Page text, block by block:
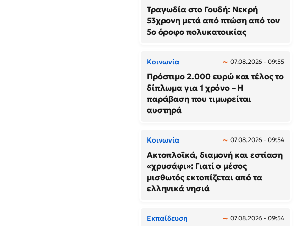
Τραγωδία στο Γουδή: Νεκρή
53χρονη μετά από πτώση από τον
5ο όροφο πολυκατοικίας
Κοινωνία 07.08.2026 - 09:55
Πρόστιμο 2.000 ευρώ και τέλος το
δίπλωμα για 1 χρόνο – Η
παράβαση που τιμωρείται
αυστηρά
Κοινωνία 07.08.2026 - 09:54
Ακτοπλοϊκά, διαμονή και εστίαση
«χρυσάφι»: Γιατί ο μέσος
μισθωτός εκτοπίζεται από τα
ελληνικά νησιά
Εκπαίδευση 07.08.2026 - 09:54